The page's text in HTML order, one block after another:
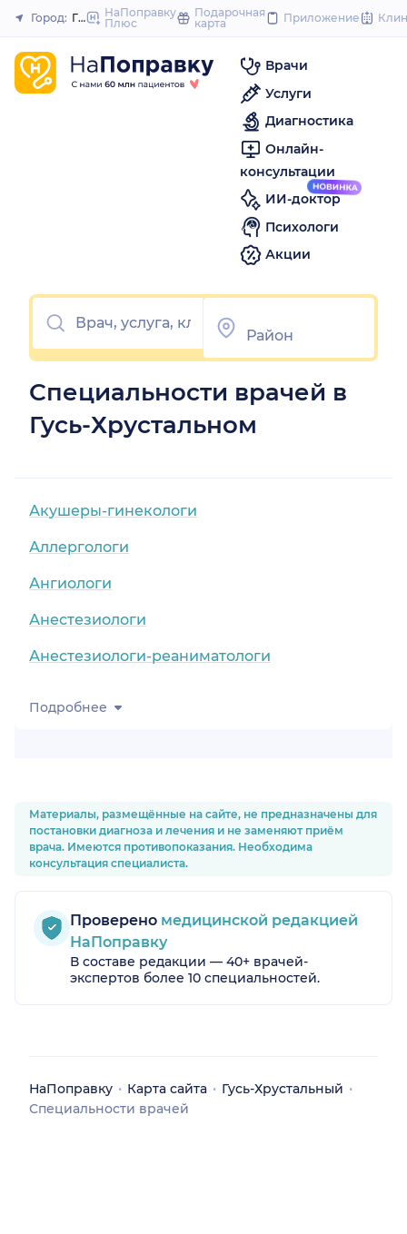
to
Закрыть
Город: Гусь-Хрустальный
НаПоправку
Плюс
Подарочная
карта
Приложение
Врачи
Услуги
Диагностика
Онлайн-
консультации
ИИ-доктор
Психологи
Акции
Специальности врачей в
Гусь-Хрустальном
Акушеры-гинекологи
Аллергологи
Ангиологи
Анестезиологи
Анестезиологи-реаниматологи
Подробнее
Материалы, размещённые на сайте, не предназначены для
постановки диагноза и лечения и не заменяют приём
врача. Имеются противопоказания. Необходима
консультация специалиста.
Проверено медицинской редакцией
НаПоправку
В составе редакции — 40+ врачей-
экспертов более 10 специальностей.
НаПоправку Карта сайта
Гусь-Хрустальный
Специальности врачей